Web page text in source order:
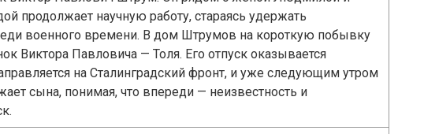
продолжает научную работу, стараясь удержать
военного времени. В дом Штрумов на короткую побывку
Виктора Павловича — Толя. Его отпуск оказывается
на Сталинградский фронт, и уже следующим утром
сына, понимая, что впереди — неизвестность и